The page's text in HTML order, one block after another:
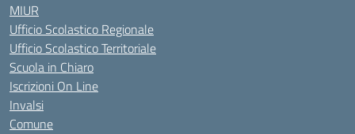
MIUR
Ufficio Scolastico Regionale
Ufficio Scolastico Territoriale
Scuola in Chiaro
Iscrizioni On Line
Invalsi
Comune